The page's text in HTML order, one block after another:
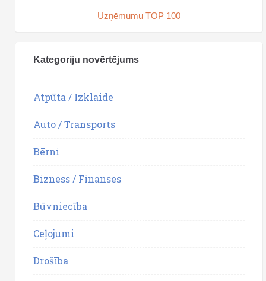
Uzņēmumu TOP 100
Kategoriju novērtējums
Atpūta / Izklaide
Auto / Transports
Bērni
Bizness / Finanses
Būvniecība
Ceļojumi
Drošība